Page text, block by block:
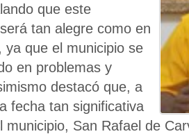
que este
tan alegre como en
ya que el municipio se
en problemas y
destacó que, a
fecha tan significativa
municipio, San Rafael de